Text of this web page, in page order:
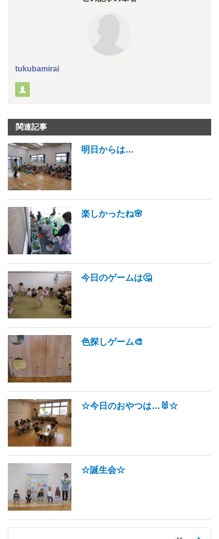
tukubamirai
関連記事
明日からは…
楽しかったね🌸
今日のゲームは🤔
色探しゲーム🎨
☆今日のおやつは…🐰☆
☆誕生会☆